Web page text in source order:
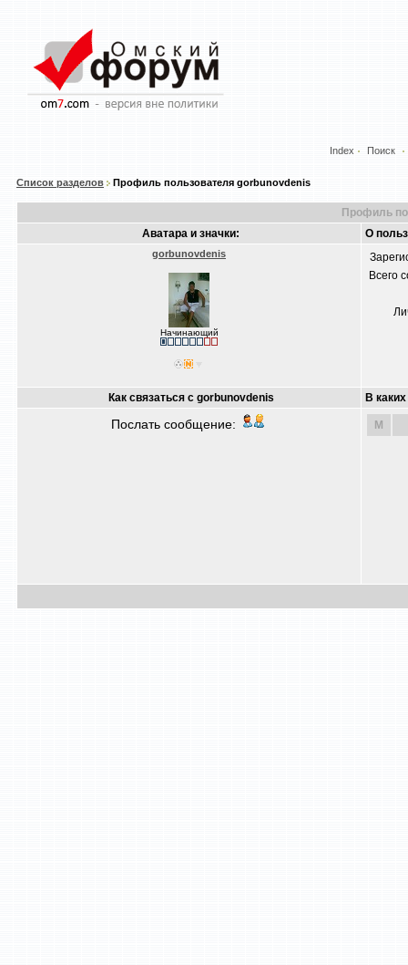
Index Поиск
Список разделов Профиль пользователя gorbunovdenis
Профиль
Аватара и значки:
О
gorbunovdenis
Начинающий
Всего
Как связаться с gorbunovdenis В
Послать сообщение: M